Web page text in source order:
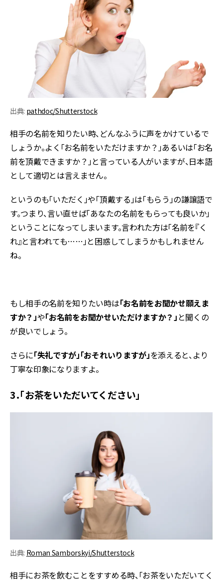
出典: pathdoc/Shutterstock
相手の名前を知りたい時、どんなふうに声をかけているで
しょうか。よく「お名前をいただけますか？」あるいは「お名
前を頂戴できますか？」と言っている人がいますが、日本語
として適切とは言えません。
というのも「いただく」や「頂戴する」は「もらう」の謙譲語で
す。つまり、言い直せば「あなたの名前をもらっても良いか」
ということになってしまいます。言われた方は「名前を『く
れ』と言われても……」と困惑してしまうかもしれません
ね。
もし相手の名前を知りたい時は「お名前をお聞かせ願えま
すか？」や「お名前をお聞かせいただけますか？」 と聞くの
が良いでしょう。
さらに「失礼ですが」「おそれいりますが」を添えると、より
丁寧な印象になりますよ。
3．「お茶をいただいてください」
出典: Roman Samborskyi/Shutterstock
相手にお茶を飲むことをすすめる時、「お茶をいただいてく